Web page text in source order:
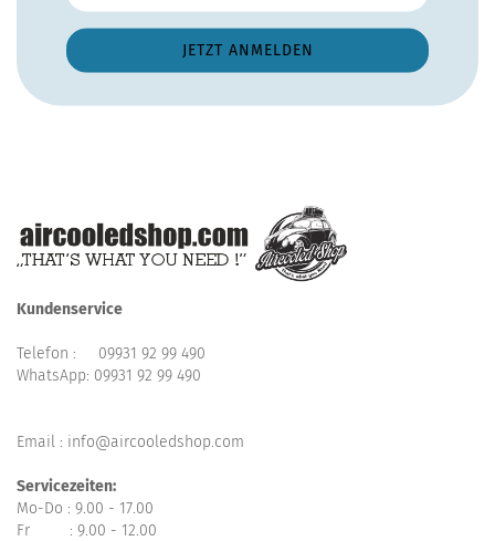
Kundenservice
Telefon : 09931 92 99 490
WhatsApp: 09931 92 99 490
Email : info@aircooledshop.com
Servicezeiten:
Mo-Do : 9.00 - 17.00
Fr : 9.00 - 12.00